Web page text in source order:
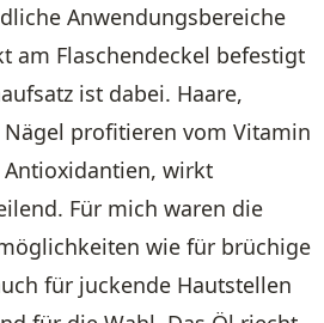
Anwendungsbereiche
am Flaschendeckel befestigt
ist dabei. Haare,
profitieren vom Vitamin
Antioxidantien, wirkt
Für mich waren die
wie für brüchige
für juckende Hautstellen